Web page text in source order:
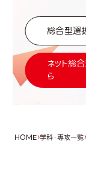
総合型選
ネット総
ら
HOME 学科・専攻一覧